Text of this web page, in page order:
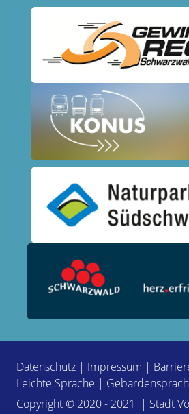
Datenschutz | Impressum |
Leichte Sprache |
Copyright © 2020 - 2021 | Stadt